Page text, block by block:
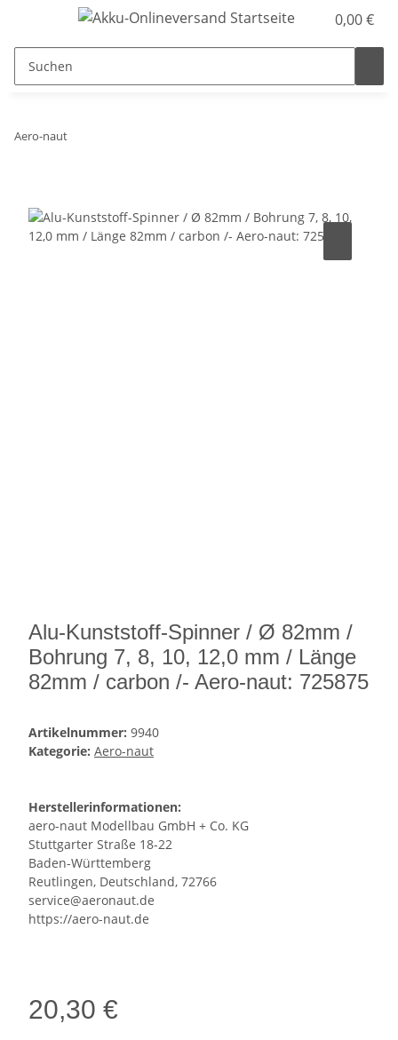
0,00 €
Aero-naut
Alu-Kunststoff-Spinner / Ø 82mm /
Bohrung 7, 8, 10, 12,0 mm / Länge
82mm / carbon /- Aero-naut: 725875
Artikelnummer: 9940
Kategorie: Aero-naut
Herstellerinformationen:
aero-naut Modellbau GmbH + Co. KG
Stuttgarter Straße 18-22
Baden-Württemberg
Reutlingen, Deutschland, 72766
service@aeronaut.de
https://aero-naut.de
20,30 €